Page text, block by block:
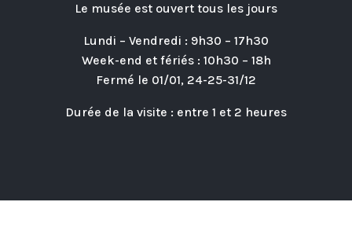
Le musée est ouvert tous les jours
Lundi – Vendredi : 9h30 – 17h30
Week-end et fériés : 10h30 – 18h
Fermé le 01/01, 24-25-31/12
Durée de la visite : entre 1 et 2 heures